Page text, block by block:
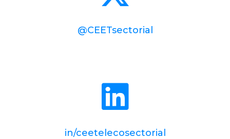
@CEETsectorial
in/ceetelecosectorial